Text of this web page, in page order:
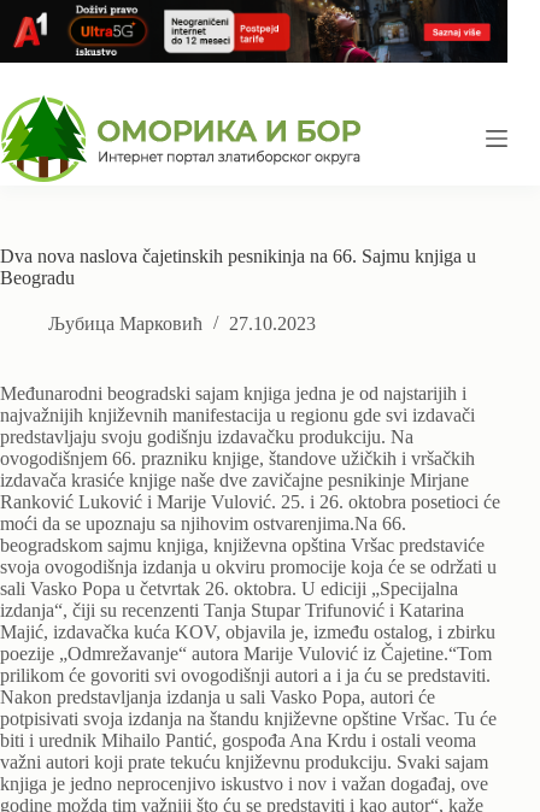
content
Dva nova naslova čajetinskih pesnikinja na 66. Sajmu knjiga u
Beogradu
Љубица Марковић 27.10.2023
Međunarodni beogradski sajam knjiga jedna je od najstarijih i
najvažnijih književnih manifestacija u regionu gde svi izdavači
predstavljaju svoju godišnju izdavačku produkciju. Na
ovogodišnjem 66. prazniku knjige, štandove užičkih i vršačkih
izdavača krasiće knjige naše dve zavičajne pesnikinje Mirjane
Ranković Luković i Marije Vulović. 25. i 26. oktobra posetioci će
moći da se upoznaju sa njihovim ostvarenjima.Na 66.
beogradskom sajmu knjiga, književna opština Vršac predstaviće
svoja ovogodišnja izdanja u okviru promocije koja će se održati u
sali Vasko Popa u četvrtak 26. oktobra. U ediciji „Specijalna
izdanja“, čiji su recenzenti Tanja Stupar Trifunović i Katarina
Majić, izdavačka kuća KOV, objavila je, između ostalog, i zbirku
poezije „Odmrežavanje“ autora Marije Vulović iz Čajetine.“Tom
prilikom će govoriti svi ovogodišnji autori a i ja ću se predstaviti.
Nakon predstavljanja izdanja u sali Vasko Popa, autori će
potpisivati svoja izdanja na štandu književne opštine Vršac. Tu će
biti i urednik Mihailo Pantić, gospođa Ana Krdu i ostali veoma
važni autori koji prate tekuću književnu produkciju. Svaki sajam
knjiga je jedno neprocenjivo iskustvo i nov i važan događaj, ove
godine možda tim važniji što ću se predstaviti i kao autor“, kaže